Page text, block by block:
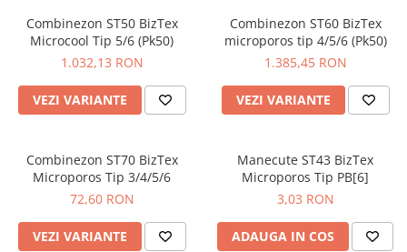
DIVERSE
JACHETE DE LUCRU
PANTALONI DE LUCRU
JACHETE VATUITE
GENUNCHIERE
IMBRACAMINTE ANTICHIMICA |
CAMASI
Combinezon ST50 BizTex
Microcool Tip 5/6 (Pk50)
1.032,13 RON
VEZI VARIANTE
Combinezon ST60 BizTex
microporos tip 4/5/6 (Pk50)
1.385,45 RON
VEZI VARIANTE
Combinezon ST70 BizTex
Microporos Tip 3/4/5/6
72,60 RON
VEZI VARIANTE
Manecute ST43 BizTex
Microporos Tip PB[6]
3,03 RON
ADAUGA IN COS